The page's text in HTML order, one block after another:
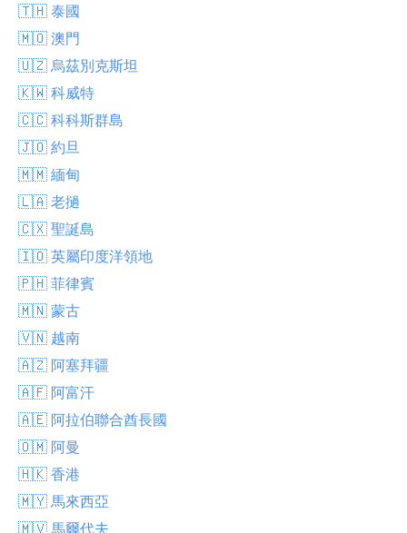
🇹🇭 泰國
🇲🇴 澳門
🇺🇿 烏茲別克斯坦
🇰🇼 科威特
🇨🇨 科科斯群島
🇯🇴 約旦
🇲🇲 緬甸
🇱🇦 老撾
🇨🇽 聖誕島
🇮🇴 英屬印度洋領地
🇵🇭 菲律賓
🇲🇳 蒙古
🇻🇳 越南
🇦🇿 阿塞拜疆
🇦🇫 阿富汗
🇦🇪 阿拉伯聯合酋長國
🇴🇲 阿曼
🇭🇰 香港
🇲🇾 馬來西亞
🇲🇻 馬爾代夫